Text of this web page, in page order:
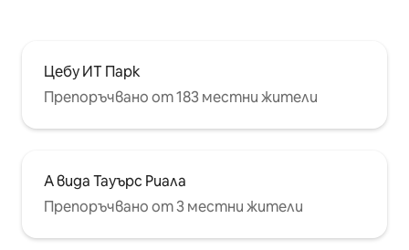
Цебу ИТ Парк
Препоръчвано от 183 местни жители
А вида Тауърс Риала
Препоръчвано от 3 местни жители